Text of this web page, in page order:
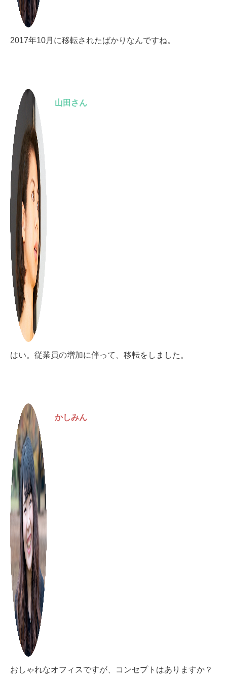
2017年10月に移転されたばかりなんですね。
山田さん
はい。従業員の増加に伴って、移転をしました。
かしみん
おしゃれなオフィスですが、コンセプトはありますか？